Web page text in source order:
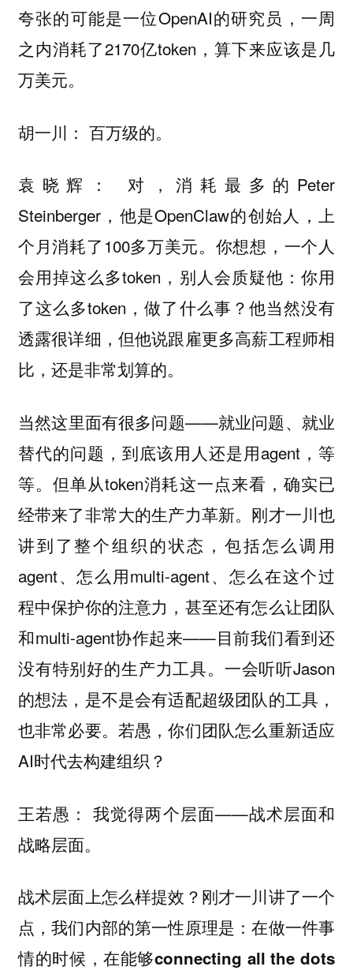
夸张的可能是一位OpenAI的研究员，一周
之内消耗了2170亿token，算下来应该是几
万美元。
胡一川： 百万级的。
袁晓辉：
对，消耗最多的Peter
Steinberger，他是OpenClaw的创始人，上
个月消耗了100多万美元。你想想，一个人
会用掉这么多token，别人会质疑他：你用
了这么多token，做了什么事？他当然没有
透露很详细，但他说跟雇更多高薪工程师相
比，还是非常划算的。
当然这里面有很多问题——就业问题、就业
替代的问题，到底该用人还是用agent，等
等。但单从token消耗这一点来看，确实已
经带来了非常大的生产力革新。刚才一川也
讲到了整个组织的状态，包括怎么调用
agent、怎么用multi-agent、怎么在这个过
程中保护你的注意力，甚至还有怎么让团队
和multi-agent协作起来——目前我们看到还
没有特别好的生产力工具。一会听听Jason
的想法，是不是会有适配超级团队的工具，
也非常必要。若愚，你们团队怎么重新适应
AI时代去构建组织？
王若愚： 我觉得两个层面——战术层面和
战略层面。
战术层面上怎么样提效？刚才一川讲了一个
点，我们内部的第一性原理是：在做一件事
情的时候，在能够connecting all the dots